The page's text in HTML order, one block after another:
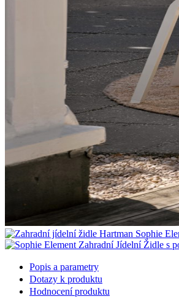
Popis a parametry
Dotazy k produktu
Hodnocení produktu